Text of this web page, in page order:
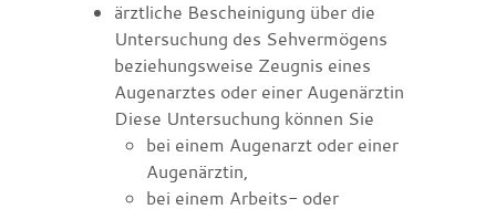
ärztliche Bescheinigung über die
Untersuchung des Sehvermögens
beziehungsweise Zeugnis eines
Augenarztes oder einer Augenärztin
Diese Untersuchung können Sie
bei einem Augenarzt oder einer
Augenärztin,
bei einem Arbeits- oder